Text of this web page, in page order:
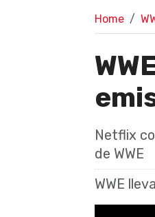
Home
Netflix
de WWE
WWE